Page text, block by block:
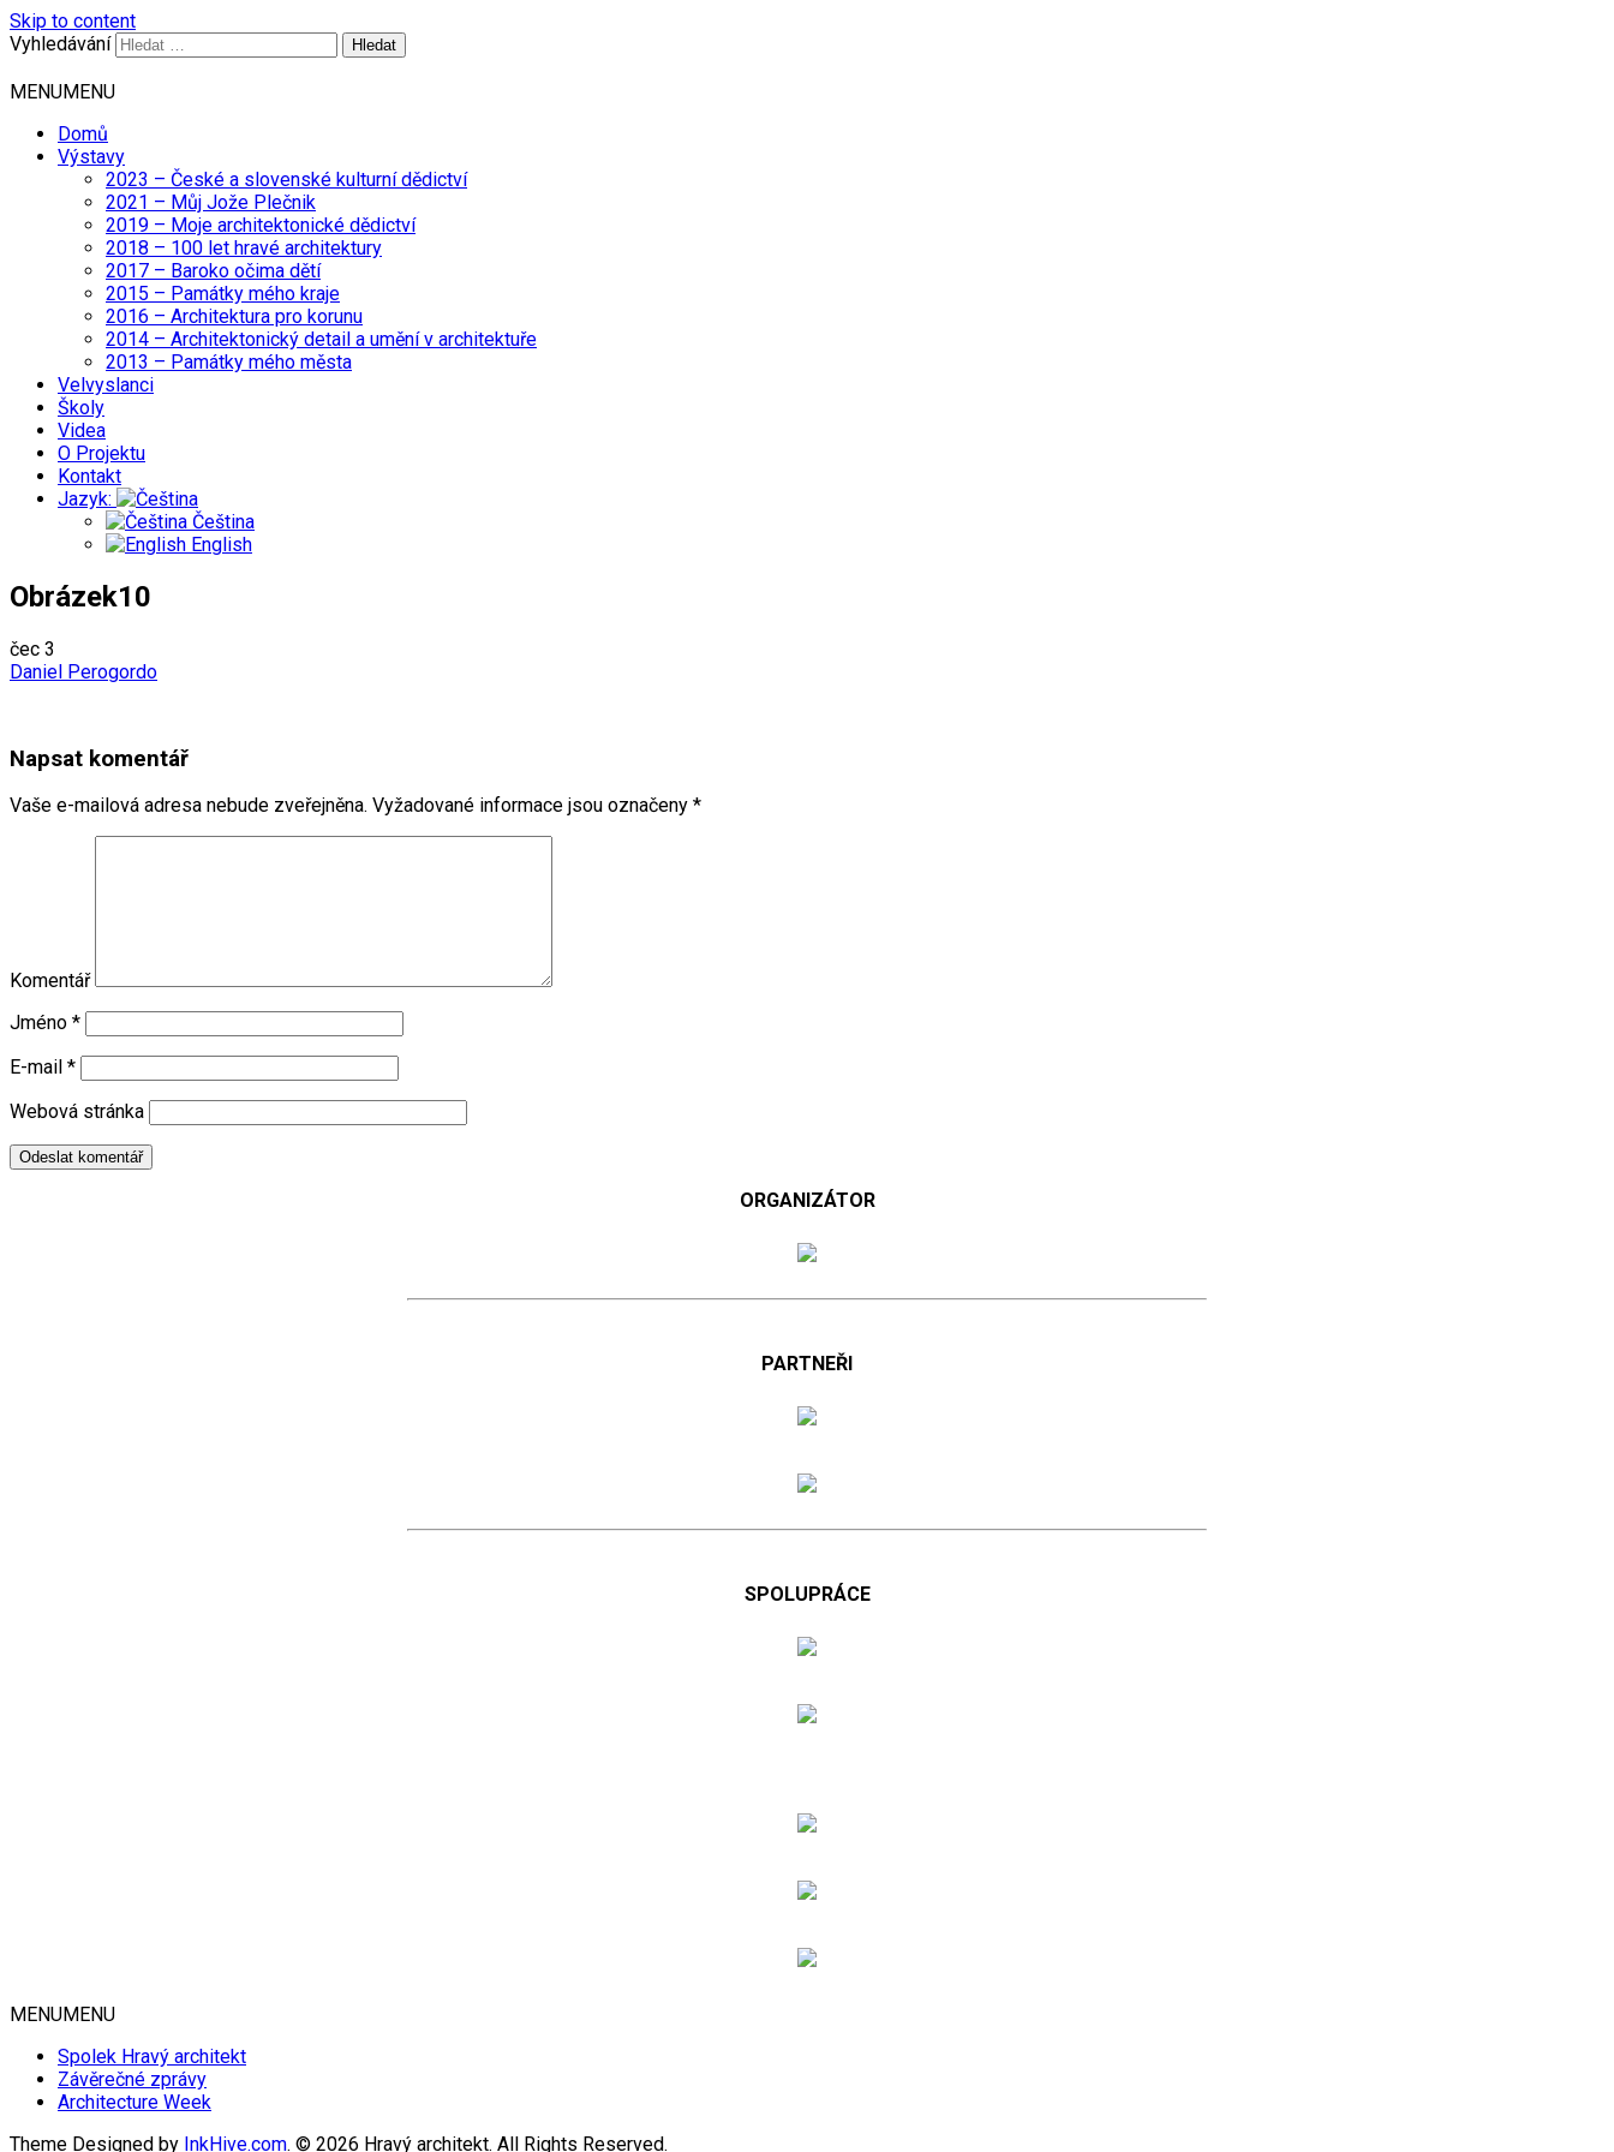
Skip to content
Vyhledávání
MENUMENU
Domů
Výstavy
2023 – České a slovenské kulturní dědictví
2021 – Můj Jože Plečnik
2019 – Moje architektonické dědictví
2018 – 100 let hravé architektury
2017 – Baroko očima dětí
2015 – Památky mého kraje
2016 – Architektura pro korunu
2014 – Architektonický detail a umění v architektuře
2013 – Památky mého města
Velvyslanci
Školy
Videa
O Projektu
Kontakt
Jazyk:
Čeština
English
Obrázek10
čec 3
Daniel Perogordo
Napsat komentář
Vaše e-mailová adresa nebude zveřejněna. Vyžadované informace jsou označeny *
Komentář
Jméno *
E-mail *
Webová stránka
ORGANIZÁTOR
PARTNEŘI
SPOLUPRÁCE
MENUMENU
Spolek Hravý architekt
Závěrečné zprávy
Architecture Week
Theme Designed by InkHive.com. © 2026 Hravý architekt. All Rights Reserved.